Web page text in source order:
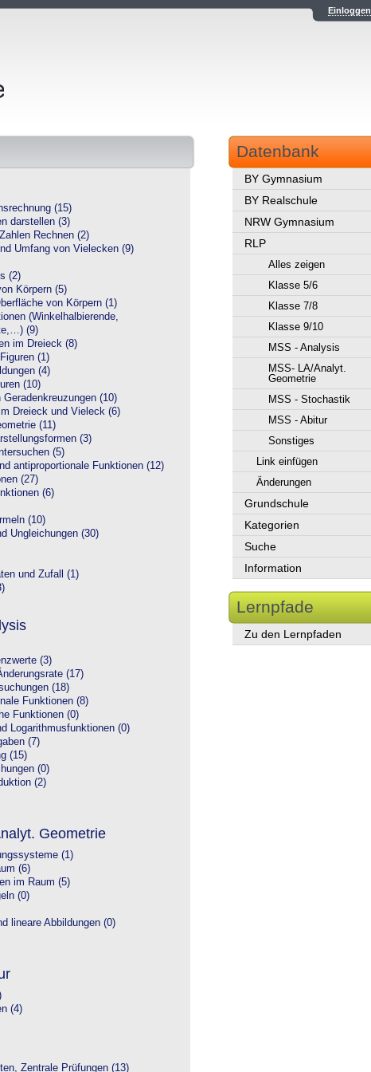
Einloggen
(15)
darstellen (3)
Rechnen (2)
Umfang von Vielecken (9)
(2)
Körpern (5)
von Körpern (1)
(Winkelhalbierende,
(9)
im Dreieck (8)
(1)
(4)
(10)
(10)
Dreieck und Vieleck (6)
(11)
(3)
(5)
antiproportionale Funktionen (12)
(27)
(6)
(10)
Ungleichungen (30)
und Zufall (1)
(3)
(17)
(18)
Funktionen (8)
Funktionen (0)
Logarithmusfunktionen (0)
(7)
(15)
(0)
(2)
Geometrie
(1)
(6)
im Raum (5)
(0)
lineare Abbildungen (0)
(4)
Zentrale Prüfungen (13)
Datenbank
BY Gymnasium
BY Realschule
NRW Gymnasium
RLP
Alles zeigen
Klasse 5/6
Klasse 7/8
Klasse 9/10
MSS - Analysis
MSS- LA/Analyt.
Geometrie
MSS - Stochastik
MSS - Abitur
Sonstiges
Link einfügen
Änderungen
Grundschule
Kategorien
Suche
Information
Lernpfade
Zu den Lernpfaden